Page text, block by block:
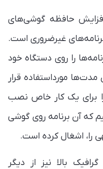
حافظه گوشی‌های
غیرضروری است.
را روی دستگاه خود
مدت‌ها مورداستفاده قرار
را برای یک کار خاص نصب
که آن برنامه روی گوشی
را، اشغال کرده است.
بالا نیز از دیگر